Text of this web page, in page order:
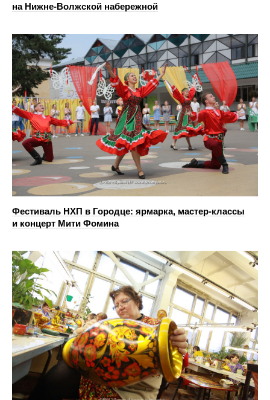
на Нижне‑Волжской набережной
Фестиваль НХП в Городце: ярмарка, мастер‑классы
и концерт Мити Фомина